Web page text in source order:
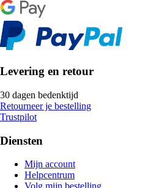
Levering en retour
30 dagen bedenktijd
Retourneer je bestelling
Trustpilot
Diensten
Mijn account
Helpcentrum